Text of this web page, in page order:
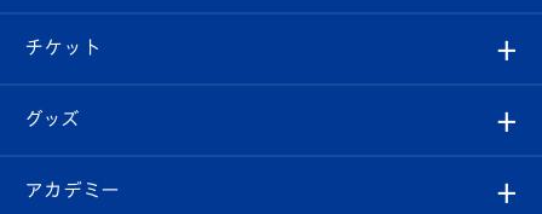
試合情報
チケット
イベント
クラブ概要
エンブレム紹介
スタッフプロフィール
はじめての観戦ガイド
Revive Team
試合日程/結果
フォトギャラリー
チケット
チケット
グッズ
オンラインショップ
アカデミー